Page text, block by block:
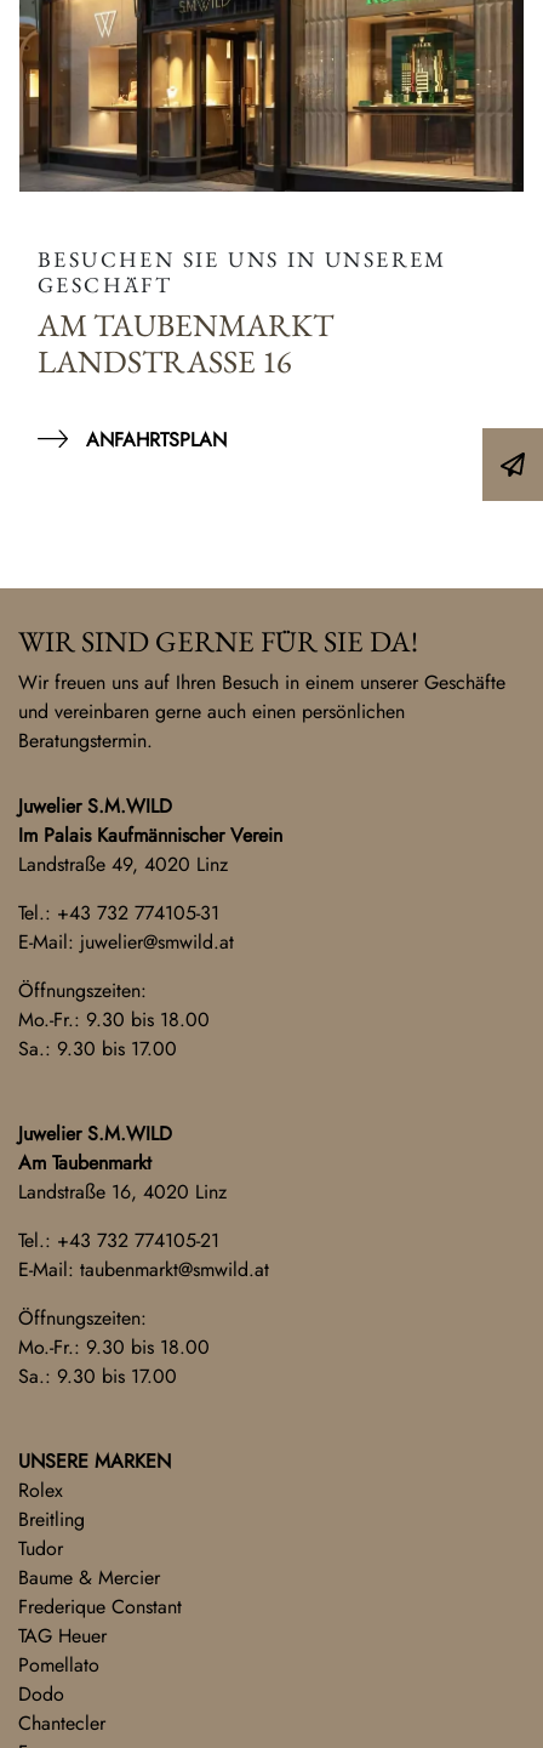
BESUCHEN SIE UNS IN UNSEREM
GESCHÄFT
AM TAUBENMARKT
LANDSTRASSE 16
ANFAHRTSPLAN
WIR SIND GERNE FÜR SIE DA!
Wir freuen uns auf Ihren Besuch in einem unserer Geschäfte
und vereinbaren gerne auch einen persönlichen
Beratungstermin.
Juwelier S.M.WILD
Im Palais Kaufmännischer Verein
Landstraße 49, 4020 Linz
Tel.: +43 732 774105-31
E-Mail: juwelier@smwild.at
Öffnungszeiten:
Mo.-Fr.: 9.30 bis 18.00
Sa.: 9.30 bis 17.00
Juwelier S.M.WILD
Am Taubenmarkt
Landstraße 16, 4020 Linz
Tel.: +43 732 774105-21
E-Mail: taubenmarkt@smwild.at
Öffnungszeiten:
Mo.-Fr.: 9.30 bis 18.00
Sa.: 9.30 bis 17.00
UNSERE MARKEN
Rolex
Breitling
Tudor
Baume & Mercier
Frederique Constant
TAG Heuer
Pomellato
Dodo
Chantecler